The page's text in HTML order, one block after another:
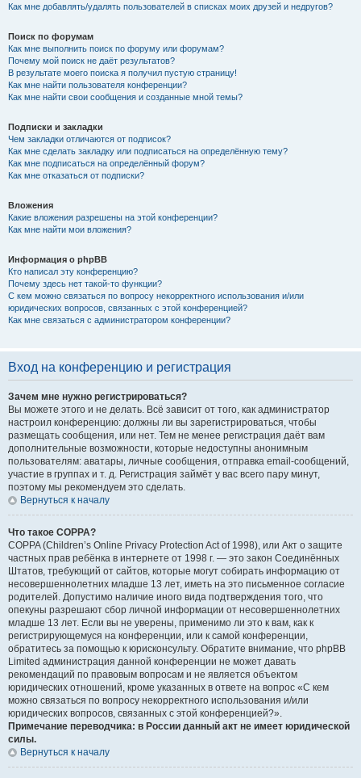
Как мне добавлять/удалять пользователей в списках моих друзей и недругов?
Поиск по форумам
Как мне выполнить поиск по форуму или форумам?
Почему мой поиск не даёт результатов?
В результате моего поиска я получил пустую страницу!
Как мне найти пользователя конференции?
Как мне найти свои сообщения и созданные мной темы?
Подписки и закладки
Чем закладки отличаются от подписок?
Как мне сделать закладку или подписаться на определённую тему?
Как мне подписаться на определённый форум?
Как мне отказаться от подписки?
Вложения
Какие вложения разрешены на этой конференции?
Как мне найти мои вложения?
Информация о phpBB
Кто написал эту конференцию?
Почему здесь нет такой-то функции?
С кем можно связаться по вопросу некорректного использования и/или
юридических вопросов, связанных с этой конференцией?
Как мне связаться с администратором конференции?
Вход на конференцию и регистрация
Зачем мне нужно регистрироваться?
Вы можете этого и не делать. Всё зависит от того, как администратор
настроил конференцию: должны ли вы зарегистрироваться, чтобы
размещать сообщения, или нет. Тем не менее регистрация даёт вам
дополнительные возможности, которые недоступны анонимным
пользователям: аватары, личные сообщения, отправка email-сообщений,
участие в группах и т. д. Регистрация займёт у вас всего пару минут,
поэтому мы рекомендуем это сделать.
Вернуться к началу
Что такое COPPA?
COPPA (Children’s Online Privacy Protection Act of 1998), или Акт о защите
частных прав ребёнка в интернете от 1998 г. — это закон Соединённых
Штатов, требующий от сайтов, которые могут собирать информацию от
несовершеннолетних младше 13 лет, иметь на это письменное согласие
родителей. Допустимо наличие иного вида подтверждения того, что
опекуны разрешают сбор личной информации от несовершеннолетних
младше 13 лет. Если вы не уверены, применимо ли это к вам, как к
регистрирующемуся на конференции, или к самой конференции,
обратитесь за помощью к юрисконсульту. Обратите внимание, что phpBB
Limited администрация данной конференции не может давать
рекомендаций по правовым вопросам и не является объектом
юридических отношений, кроме указанных в ответе на вопрос «С кем
можно связаться по вопросу некорректного использования и/или
юридических вопросов, связанных с этой конференцией?».
Примечание переводчика: в России данный акт не имеет юридической
силы.
Вернуться к началу